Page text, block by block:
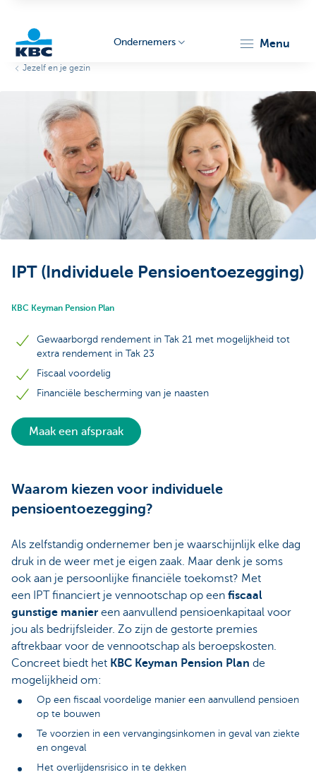
Ondernemers
Ondernemers menu
Jezelf en je gezin
IPT (Individuele Pensioentoezegging)
KBC Keyman Pension Plan
Gewaarborgd rendement in Tak 21 met mogelijkheid tot
extra rendement in Tak 23
Fiscaal voordelig
Financiële bescherming van je naasten
Maak een afspraak
Waarom kiezen voor individuele
pensioentoezegging?
Als zelfstandig ondernemer ben je waarschijnlijk elke dag
druk in de weer met je eigen zaak. Maar denk je soms
ook aan je persoonlijke financiële toekomst? Met
een IPT financiert je vennootschap op een fiscaal
gunstige manier een aanvullend pensioenkapitaal voor
jou als bedrijfsleider. Zo zijn de gestorte premies
aftrekbaar voor de vennootschap als beroepskosten.
Concreet biedt het KBC Keyman Pension Plan de
mogelijkheid om:
Op een fiscaal voordelige manier een aanvullend pensioen
op te bouwen
Te voorzien in een vervangingsinkomen in geval van ziekte
en ongeval
Het overlijdensrisico in te dekken